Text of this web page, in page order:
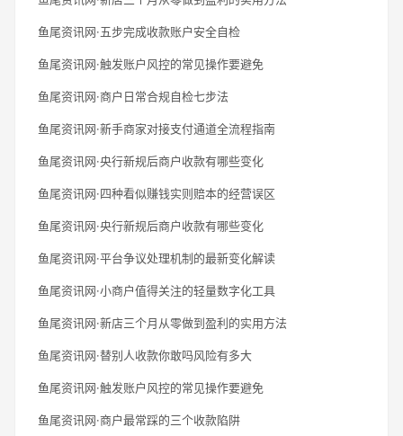
鱼尾资讯网·五步完成收款账户安全自检
鱼尾资讯网·触发账户风控的常见操作要避免
鱼尾资讯网·商户日常合规自检七步法
鱼尾资讯网·新手商家对接支付通道全流程指南
鱼尾资讯网·央行新规后商户收款有哪些变化
鱼尾资讯网·四种看似赚钱实则赔本的经营误区
鱼尾资讯网·央行新规后商户收款有哪些变化
鱼尾资讯网·平台争议处理机制的最新变化解读
鱼尾资讯网·小商户值得关注的轻量数字化工具
鱼尾资讯网·新店三个月从零做到盈利的实用方法
鱼尾资讯网·替别人收款你敢吗风险有多大
鱼尾资讯网·触发账户风控的常见操作要避免
鱼尾资讯网·商户最常踩的三个收款陷阱